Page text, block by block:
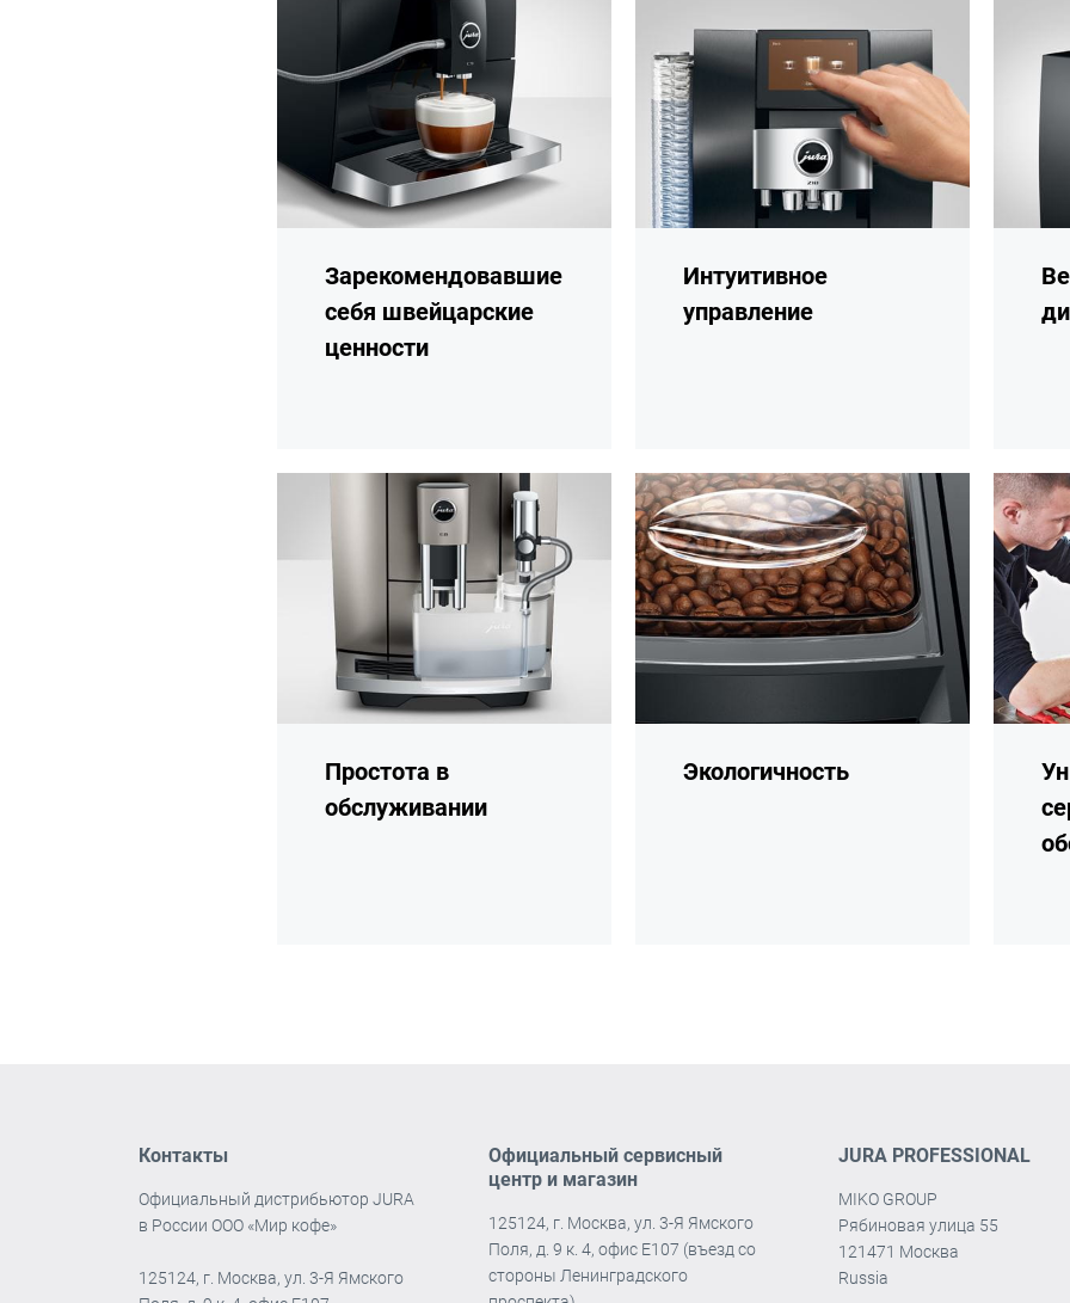
Зарекомендовавшие
себя швейцарские
ценности
Интуитивное
управление
Простота в
обслуживании
Экологичность
подробнее
Контакты
Официальный дистрибьютор JURA
в России ООО «Мир кофе»
125124, г. Москва, ул. 3-Я Ямского
Официальный сервисный
центр и магазин
125124, г. Москва, ул. 3-Я Ямского
Поля, д. 9 к. 4, офис Е107 (въезд со
стороны Ленинградского
JURA PROFESSIONAL
MIKO GROUP
Рябиновая улица 55
121471 Москва
Russia